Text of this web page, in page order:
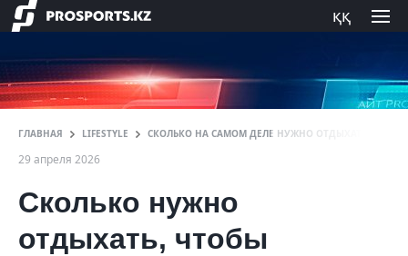
ққ
ГЛАВНАЯ LIFESTYLE СКОЛЬКО НА САМОМ ДЕЛЕ НУЖНО ОТДЫХАТЬ
29 апреля 2026
Сколько нужно
отдыхать, чтобы